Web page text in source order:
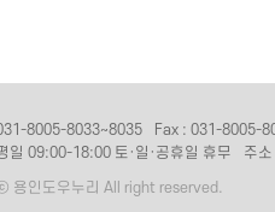
8005-8033~8035 Fax : 031-8005-
일 09:00-18:00 토·일·공휴일 휴무
주
용인도우누리 All right reserved.